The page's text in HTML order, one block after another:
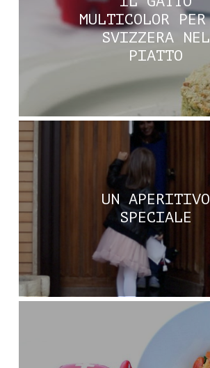
MULTICOLOR
SVIZZERA NEL
PIATTO
UN APERITIVO
SPECIALE